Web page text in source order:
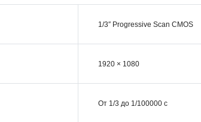
1/3″ Progressive Scan CMOS
1920 × 1080
От 1/3 до 1/100000 с